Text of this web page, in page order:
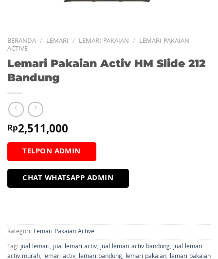
BERANDA / LEMARI / LEMARI PAKAIAN / LEMARI PAKAIAN
ACTIVE
Lemari Pakaian Activ HM Slide 212
Bandung
Rp2,511,000
TELPON ADMIN
CHAT WHATSAPP ADMIN
Kategori: Lemari Pakaian Active
Tag:jual lemari,jual lemari activ,jual lemari activ bandung,jual lemari